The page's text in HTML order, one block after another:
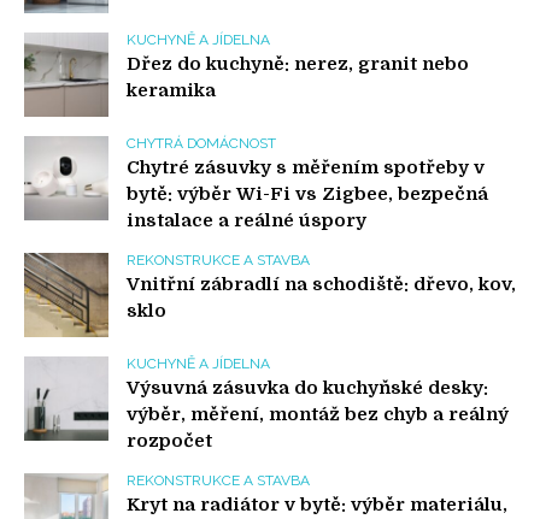
KUCHYNĚ A JÍDELNA
Dřez do kuchyně: nerez, granit nebo
keramika
CHYTRÁ DOMÁCNOST
Chytré zásuvky s měřením spotřeby v
bytě: výběr Wi-Fi vs Zigbee, bezpečná
instalace a reálné úspory
REKONSTRUKCE A STAVBA
Vnitřní zábradlí na schodiště: dřevo, kov,
sklo
KUCHYNĚ A JÍDELNA
Výsuvná zásuvka do kuchyňské desky:
výběr, měření, montáž bez chyb a reálný
rozpočet
REKONSTRUKCE A STAVBA
Kryt na radiátor v bytě: výběr materiálu,